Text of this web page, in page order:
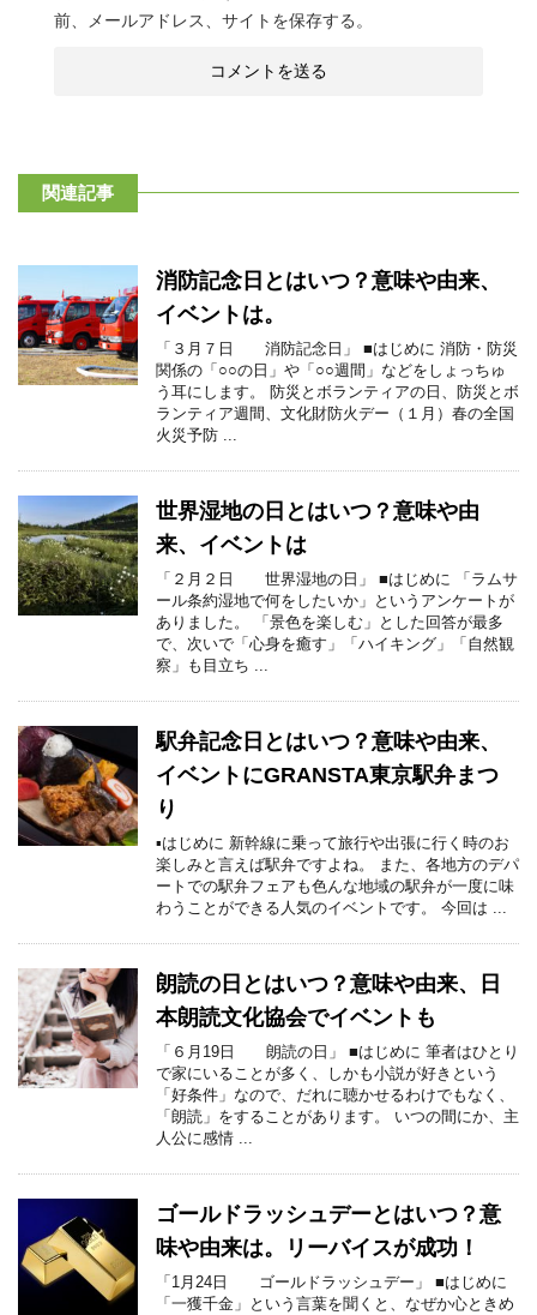
前、メールアドレス、サイトを保存する。
関連記事
消防記念日とはいつ？意味や由来、
イベントは。
「３月７日 消防記念日」 ■はじめに 消防・防災
関係の「○○の日」や「○○週間」などをしょっちゅ
う耳にします。 防災とボランティアの日、防災とボ
ランティア週間、文化財防火デー（１月）春の全国
火災予防 ...
世界湿地の日とはいつ？意味や由
来、イベントは
「２月２日 世界湿地の日」 ■はじめに 「ラムサ
ール条約湿地で何をしたいか」というアンケートが
ありました。 「景色を楽しむ」とした回答が最多
で、次いで「心身を癒す」「ハイキング」「自然観
察」も目立ち ...
駅弁記念日とはいつ？意味や由来、
イベントにGRANSTA東京駅弁まつ
り
▪はじめに 新幹線に乗って旅行や出張に行く時のお
楽しみと言えば駅弁ですよね。 また、各地方のデパ
ートでの駅弁フェアも色んな地域の駅弁が一度に味
わうことができる人気のイベントです。 今回は ...
朗読の日とはいつ？意味や由来、日
本朗読文化協会でイベントも
「６月19日 朗読の日」 ■はじめに 筆者はひとり
で家にいることが多く、しかも小説が好きという
「好条件」なので、だれに聴かせるわけでもなく、
「朗読」をすることがあります。 いつの間にか、主
人公に感情 ...
ゴールドラッシュデーとはいつ？意
味や由来は。リーバイスが成功！
「1月24日 ゴールドラッシュデー」 ■はじめに
「一獲千金」という言葉を聞くと、なぜか心ときめ